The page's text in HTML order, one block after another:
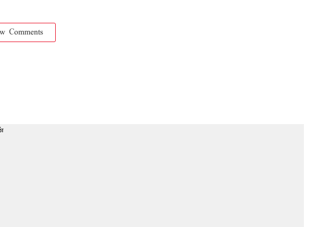
Comments